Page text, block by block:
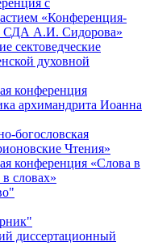
«Конференция-
СДА А.И. Сидорова»
сектоведческие
духовной
конференция
архимандрита Иоанна
богословская
Чтения»
конференция «Cлова в
словах»
диссертационный